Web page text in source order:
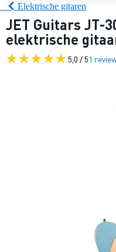
Elektrische gitaren
JET Guitars JT-
elektrische
5,0 / 51